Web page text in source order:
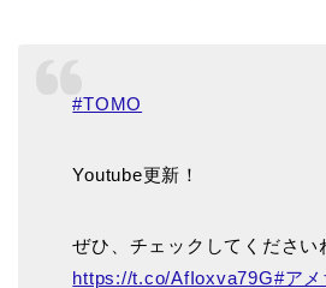
#TOMO
Youtube更新！
ぜひ、チェックしてください
https://t.co/AfIoxva79G#ア